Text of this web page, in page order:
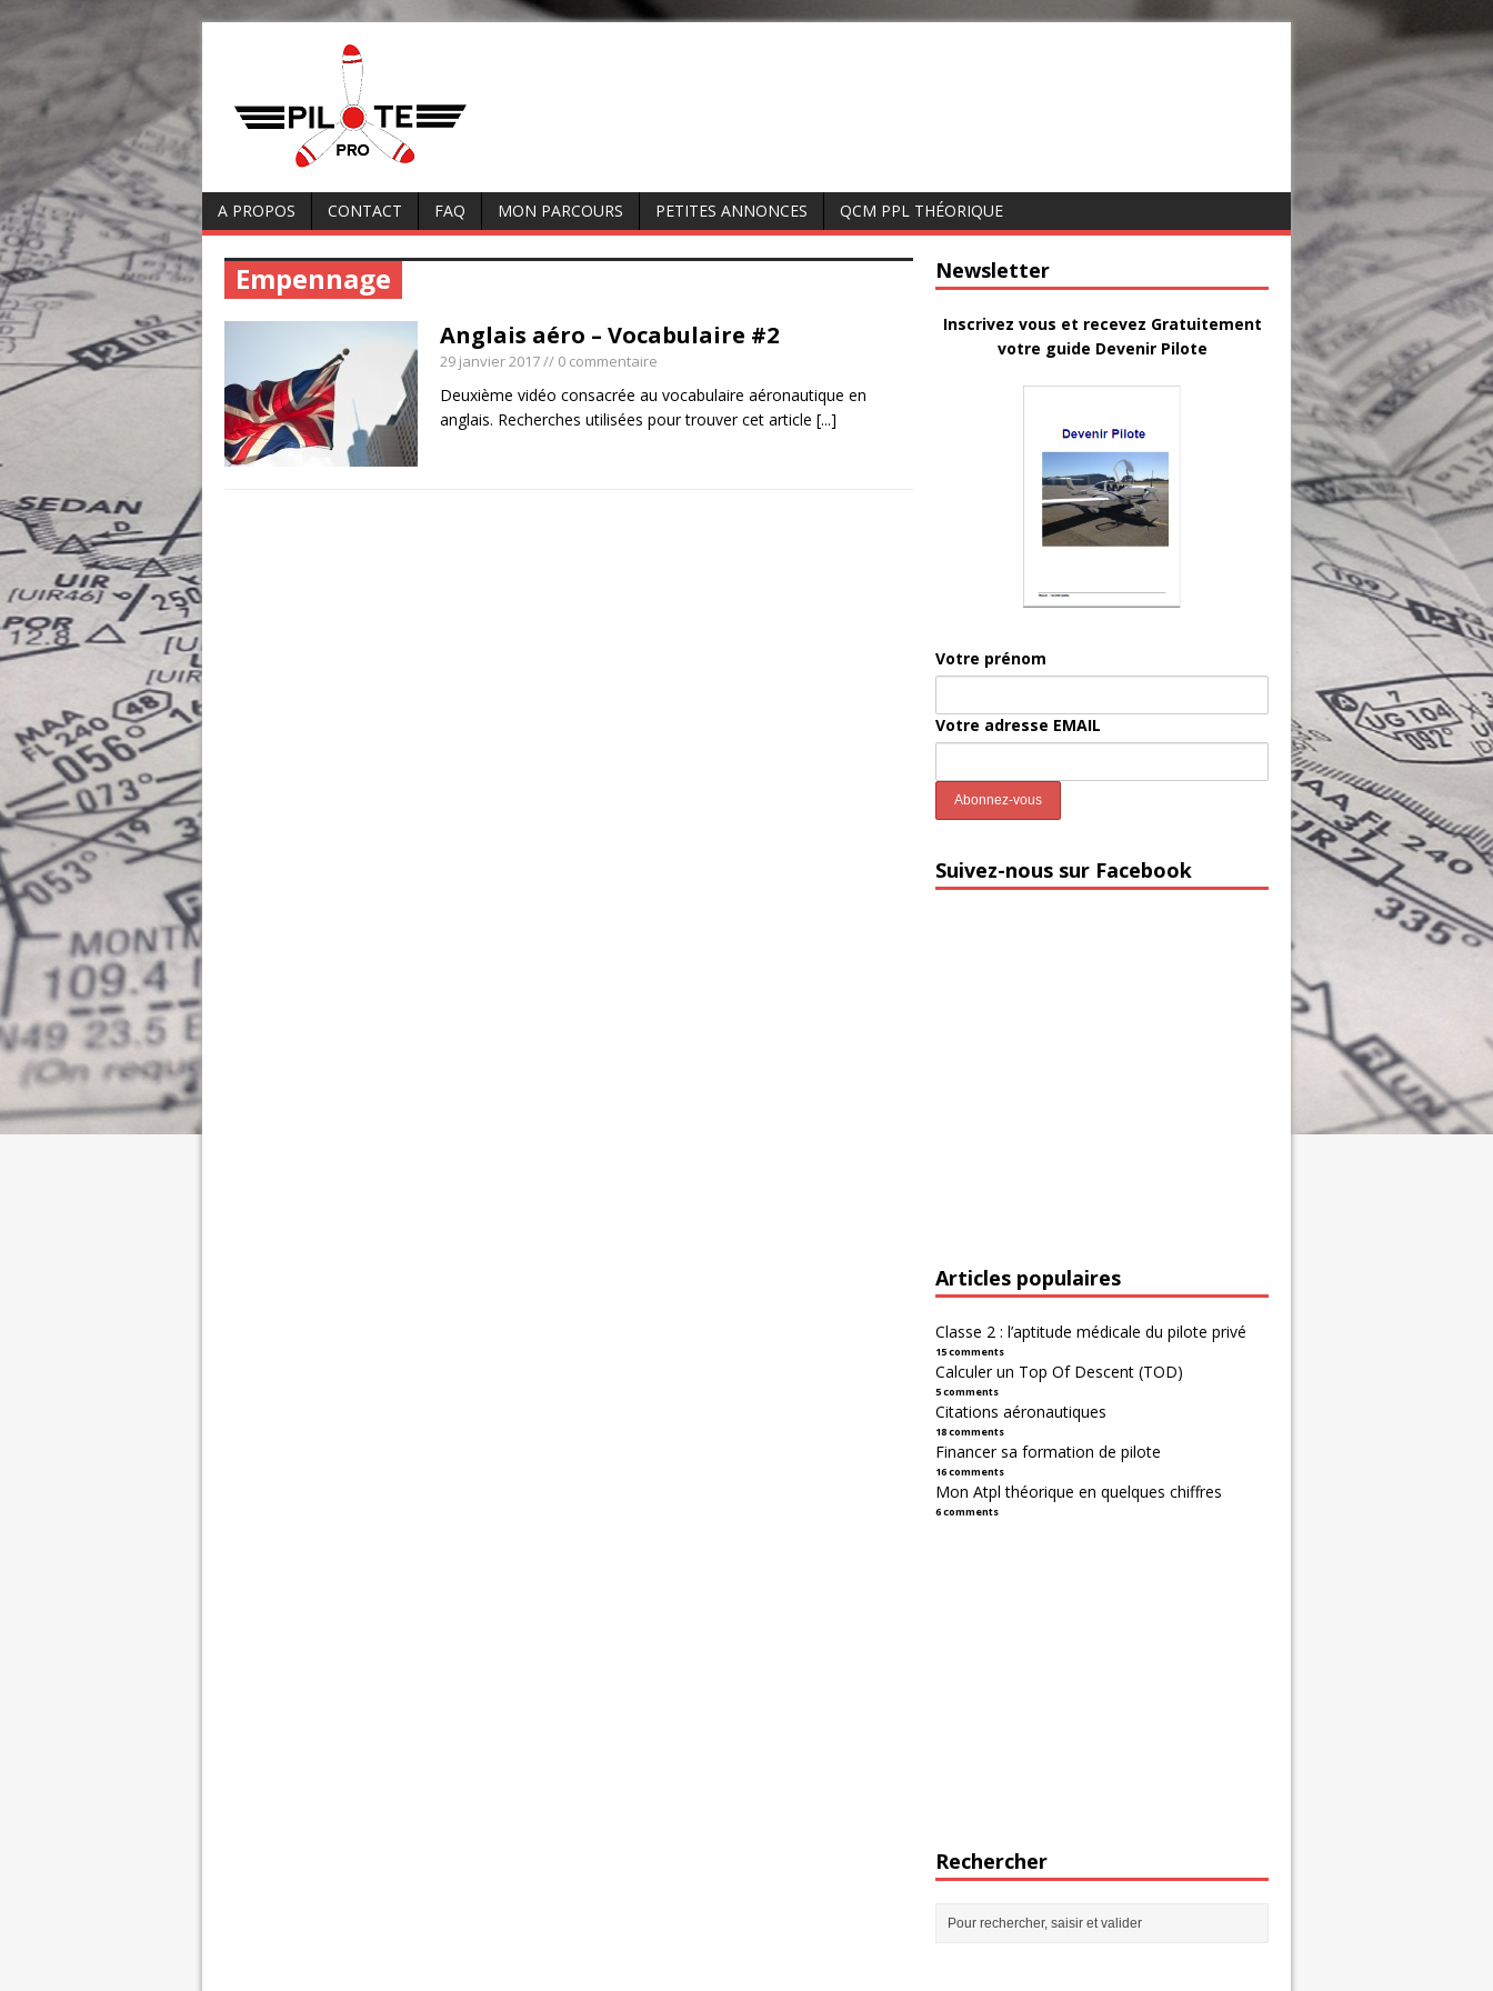
A PROPOS CONTACT FAQ MON PARCOURS PETITES ANNONCES QCM PPL THÉORIQUE
Empennage
Anglais aéro – Vocabulaire #2
29 janvier 2017// 0 commentaire
Deuxième vidéo consacrée au vocabulaire aéronautique en
anglais. Recherches utilisées pour trouver cet article [...]
Newsletter
Inscrivez vous et recevez Gratuitement
votre guide Devenir Pilote
Votre prénom
Votre adresse EMAIL
Suivez-nous sur Facebook
Articles populaires
Classe 2 : l’aptitude médicale du pilote privé
15 comments
Calculer un Top Of Descent (TOD)
5 comments
Citations aéronautiques
18 comments
Financer sa formation de pilote
16 comments
Mon Atpl théorique en quelques chiffres
6 comments
Rechercher